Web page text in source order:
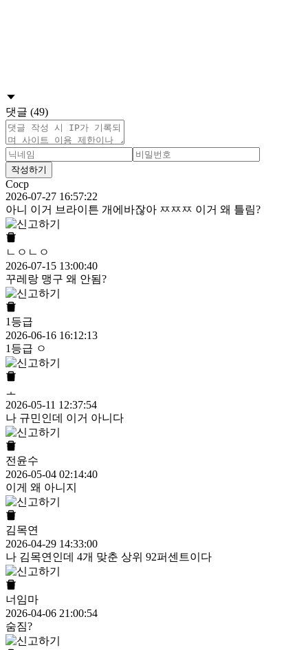
댓글 (49)
작성하기
Cocp
2026-07-27 16:57:22
아니 이거 브라이튼 개에바잖아 ㅉㅉㅉ 이거 왜 틀림?
ㄴㅇㄴㅇ
2026-07-15 13:00:40
꾸레랑 맹구 왜 안됨?
1등급
2026-06-16 16:12:13
1등급 ㅇ
ㅗ
2026-05-11 12:37:54
나 규민인데 이거 아니다
전윤수
2026-05-04 02:14:40
이게 왜 아니지
김목연
2026-04-29 14:33:00
나 김목연인데 4개 맞춘 상위 92퍼센트이다
너임마
2026-04-06 21:00:54
숨짐?